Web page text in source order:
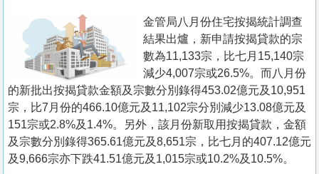
置
冊
關
於
我
金管局八月份住宅按揭統計調查
結果出爐，新申請按揭貸款的宗
數為11,133宗，比七月15,140宗
減少4,007宗或26.5%。而八月份
的新批出按揭貸款金額及宗數分別錄得453.02億元及10,951
宗，比7月份的466.10億元及11,102宗分別減少13.08億元及
151宗或2.8%及1.4%。另外，該月份新取用按揭貸款，金額
及宗數分別錄得365.61億元及8,651宗，比七月的407.12億元
及9,666宗亦下跌41.51億元及1,015宗或10.2%及10.5%。